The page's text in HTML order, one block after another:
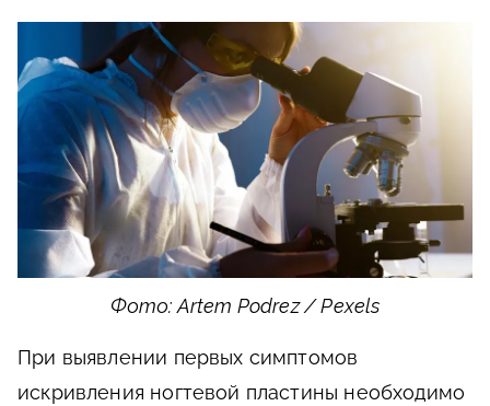
Фото: Artem Podrez / Pexels
При выявлении первых симптомов
искривления ногтевой пластины необходимо